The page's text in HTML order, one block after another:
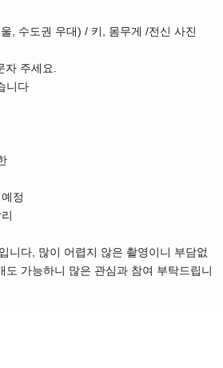
, 수도권 우대) / 키, 몸무게 /전신 사진
자 주세요.
니다
정
니다, 많이 어렵지 않은 촬영이니 부담없
도 가능하니 많은 관심과 참여 부탁드립니